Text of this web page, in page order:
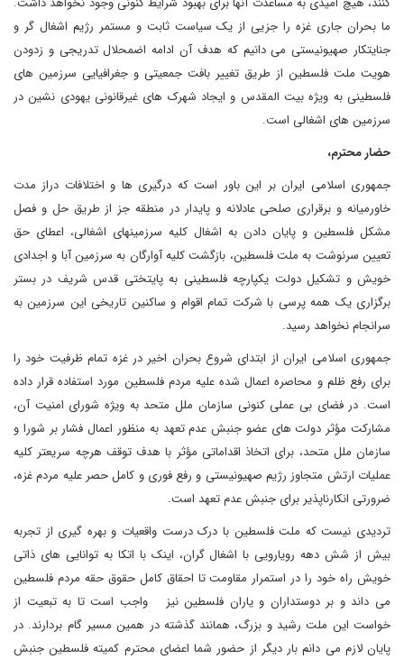
ما بحران جاری غزه را جزیی از یک سیاست ثابت و مستمر رژیم اشغال گر و
جنایتکار صهیونیستی می دانیم که هدف آن ادامه اضمحلال تدریجی و زدودن
هویت ملت فلسطین از طریق تغییر بافت جمعیتی و جغرافیایی سرزمین های
فلسطینی به ویژه بیت المقدس و ایجاد شهرک های غیرقانونی یهودی نشین در
سرزمین های اشغالی است.
حضار محترم،
جمهوری اسلامی ایران بر این باور است که درگیری ها و اختلافات دراز مدت
خاورمیانه و برقراری صلحی عادلانه و پایدار در منطقه جز از طریق حل و فصل
مشکل فلسطین و پایان دادن به اشغال کلیه سرزمینهای اشغالی، اعطای حق
تعیین سرنوشت به ملت فلسطین، بازگشت کلیه آوارگان به سرزمین آبا و اجدادی
خویش و تشکیل دولت یکپارچه فلسطینی به پایتختی قدس شریف در بستر
برگزاری یک همه پرسی با شرکت تمام اقوام و ساکنین تاریخی این سرزمین به
سرانجام نخواهد رسید.
جمهوری اسلامی ایران از ابتدای شروع بحران اخیر در غزه تمام ظرفیت خود را
برای رفع ظلم و محاصره اعمال شده علیه مردم فلسطین مورد استفاده قرار داده
است. در فضای بی عملی کنونی سازمان ملل متحد به ویژه شورای امنیت آن،
مشارکت مؤثر دولت های عضو جنبش عدم تعهد به منظور اعمال فشار بر شورا و
سازمان ملل متحد، برای اتخاذ اقداماتی مؤثر با هدف توقف هرچه سریعتر کلیه
عملیات ارتش متجاوز رژیم صهیونیستی و رفع فوری و کامل حصر علیه مردم غزه،
ضرورتی انکارناپذیر برای جنبش عدم تعهد است.
تردیدی نیست که ملت فلسطین با درک درست واقعیات و بهره گیری از تجربه
بیش از شش دهه رویارویی با اشغال گران، اینک با اتکا به توانایی های ذاتی
خویش راه خود را در استمرار مقاومت تا احقاق کامل حقوق حقه مردم فلسطین
می داند و بر دوستداران و یاران فلسطین نیز واجب است تا به تبعیت از
خواست این ملت رشید و بزرگ، همانند گذشته در همین مسیر گام بردارند. در
پایان لازم می دانم بار دیگر از حضور شما اعضای محترم کمیته فلسطین جنبش